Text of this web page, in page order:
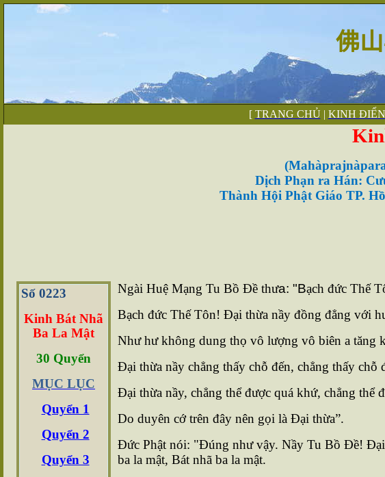
佛山
[ TRANG CHỦ | KINH ĐIỂN
Dịch Phạn ra Hán:
Thành Hội Phật Giáo TP.
Số 0223
Kinh Bát Nhã
Ba La Mật
30 Quyển
MỤC LỤC
Quyển 1
Quyển 2
Quyển 3
Ngài Huệ Mạng Tu Bồ Ðề thưa: "Bạch đức Thế
Bạch đức Thế Tôn! Ðại thừa nầy đồng đẳng với
Như hư không dung thọ vô lượng vô biên a tăng
Ðại thừa nầy chẳng thấy chỗ đến, chẳng thấy chỗ
Ðại thừa nầy, chẳng thể được quá khứ, chẳng
Do duyên cớ trên đây nên gọi là Ðại thừa”.
Ðức Phật nói: "Ðúng như vậy. Nầy Tu Bồ Ðề! Ðại
ba la mật, Bát nhã ba la mật.